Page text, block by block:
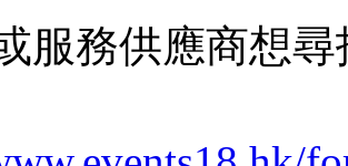
服務供應商想